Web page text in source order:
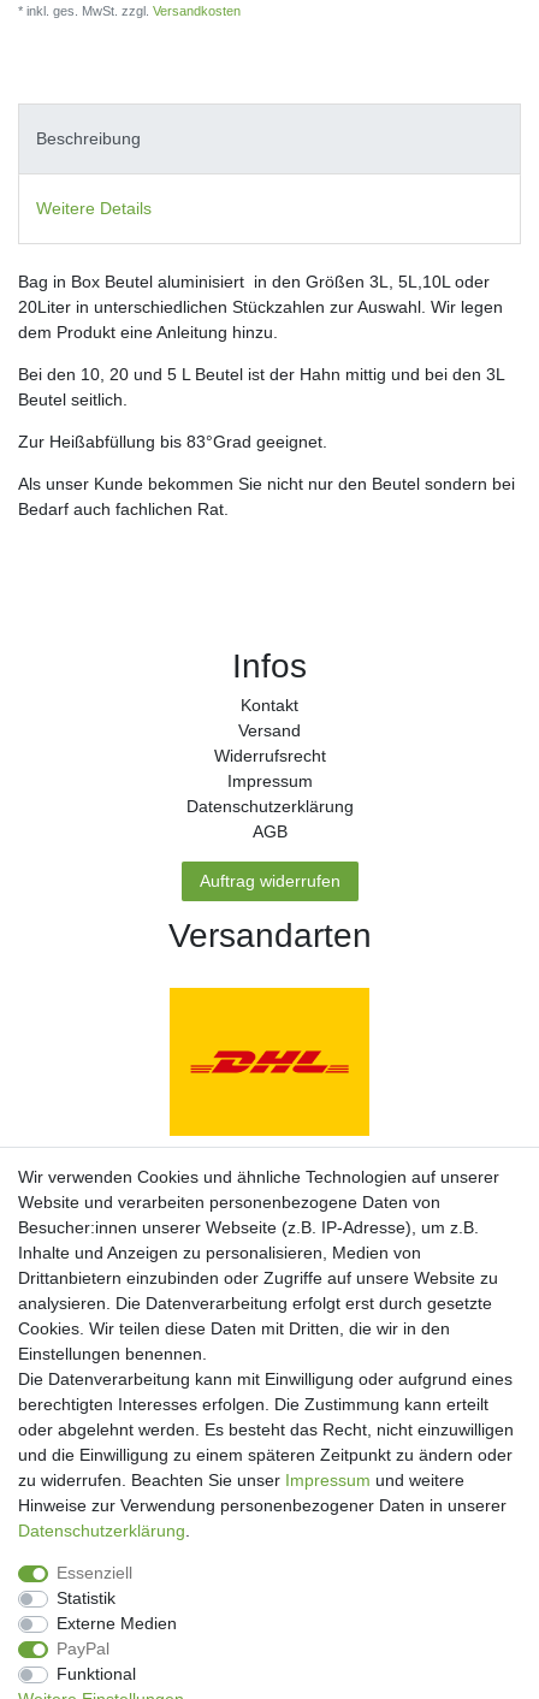
* inkl. ges. MwSt. zzgl. Versandkosten
Beschreibung
Weitere Details
Bag in Box Beutel aluminisiert in den Größen 3L, 5L,10L oder
20Liter in unterschiedlichen Stückzahlen zur Auswahl. Wir legen
dem Produkt eine Anleitung hinzu.
Bei den 10, 20 und 5 L Beutel ist der Hahn mittig und bei den 3L
Beutel seitlich.
Zur Heißabfüllung bis 83°Grad geeignet.
Als unser Kunde bekommen Sie nicht nur den Beutel sondern bei
Bedarf auch fachlichen Rat.
Infos
Kontakt
Versand
Widerrufs­recht
Impressum
Daten­schutz­erklärung
AGB
Auftrag widerrufen
Versandarten
Zahlungsarten
Newsletter
Newsletter
Hiermit bestätige ich, dass ich die
Wir verwenden Cookies und ähnliche Technologien auf unserer
Website und verarbeiten personenbezogene Daten von
Besucher:innen unserer Webseite (z.B. IP-Adresse), um z.B.
Inhalte und Anzeigen zu personalisieren, Medien von
Drittanbietern einzubinden oder Zugriffe auf unsere Website zu
analysieren. Die Datenverarbeitung erfolgt erst durch gesetzte
Cookies. Wir teilen diese Daten mit Dritten, die wir in den
Einstellungen benennen.
Die Datenverarbeitung kann mit Einwilligung oder aufgrund eines
berechtigten Interesses erfolgen. Die Zustimmung kann erteilt
oder abgelehnt werden. Es besteht das Recht, nicht einzuwilligen
und die Einwilligung zu einem späteren Zeitpunkt zu ändern oder
zu widerrufen. Beachten Sie unser Impressum und weitere
Hinweise zur Verwendung personenbezogener Daten in unserer
Daten­schutz­erklärung
Essenziell
Statistik
Externe Medien
PayPal
Funktional